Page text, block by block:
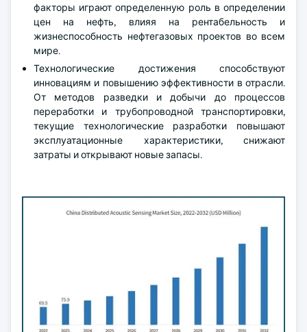
факторы играют определенную роль в определении
цен на нефть, влияя на рентабельность и
жизнеспособность нефтегазовых проектов во всем
мире.
Технологические достижения способствуют
инновациям и повышению эффективности в отрасли.
От методов разведки и добычи до процессов
переработки и трубопроводной транспортировки,
текущие технологические разработки повышают
эксплуатационные характеристики, снижают
затраты и открывают новые запасы.